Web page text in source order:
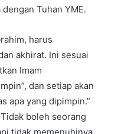
Tuhan YME.
harus
akhirat. Ini sesuai
Imam
dan setiap akan
apa yang dipimpin.”
boleh seorang
tidak memenuhinya.